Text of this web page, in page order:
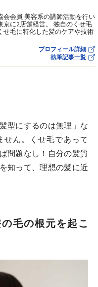
会員 美容系の講師活動を行い
京に2店舗経営。 独自のくせ毛
せ毛に特化した髪のケアや技術
プロフィール詳細
執筆記事一覧
型にするのは無理」な
せん。くせ毛であって
問題なし！自分の髪質
知って、理想の髪に近
毛の根元を起こ